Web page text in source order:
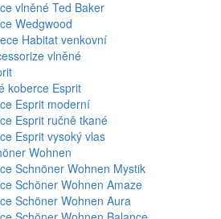
vlněné Ted Baker
Wedgwood
Habitat venkovní
vlněné
koberce Esprit
Esprit moderní
Esprit ručně tkané
Esprit vysoký vlas
Wohnen
Schnöner Wohnen Mystik
Schöner Wohnen Amaze
Schöner Wohnen Aura